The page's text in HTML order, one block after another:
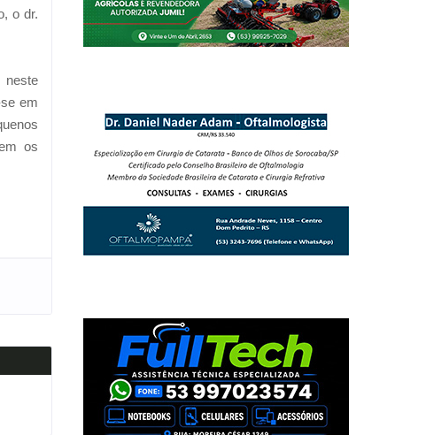
o dr.
neste
em
os